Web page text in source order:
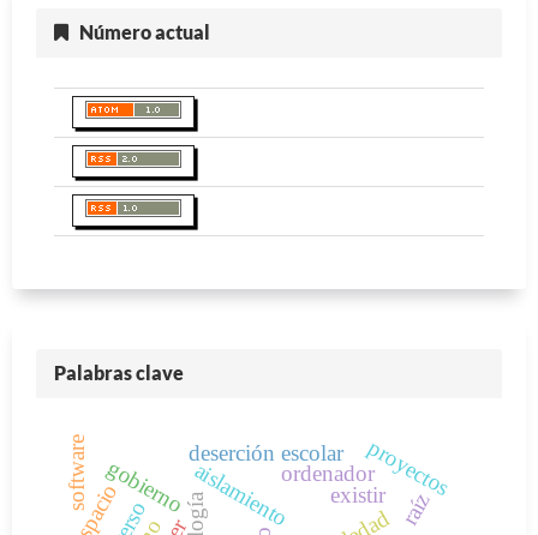
Número actual
Palabras clave
aislamiento existir
deserción escolar
gobierno ordenador
espacio
proyectos
software raíz